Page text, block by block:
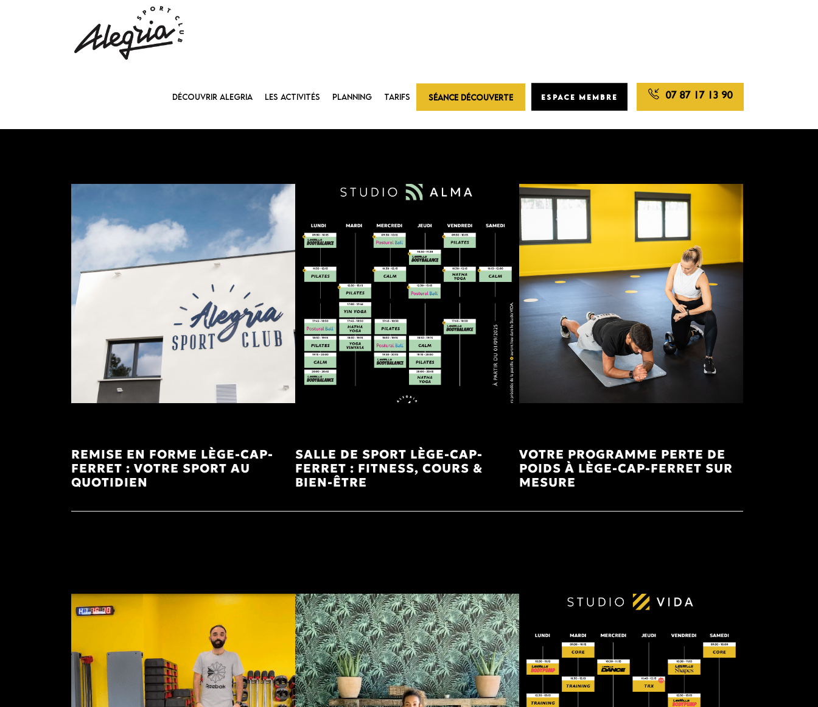
DÉCOUVRIR ALEGRIA LES ACTIVITÉS PLANNING TARIFS SÉANCE DÉCOUVERTE ESPACE MEMBRE 07 87 17 13 90
REMISE EN FORME LÈGE-CAP-
FERRET : VOTRE SPORT AU
QUOTIDIEN
SALLE DE SPORT LÈGE-CAP-
FERRET : FITNESS, COURS &
BIEN-ÊTRE
VOTRE PROGRAMME PERTE DE
POIDS À LÈGE-CAP-FERRET SUR
MESURE